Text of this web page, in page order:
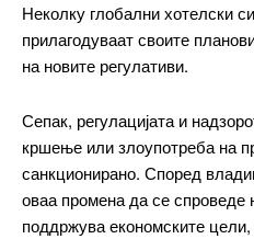
Ut mollis pellentesque
Nullam eu erat
Donec quis est ac felis
Pro
Неколку глобални хотелски
прилагодуваат своите
на новите регулативи.
Сепак, регулацијата и
кршење или злоупотреба на
санкционирано. Според
оваа промена да се спроведе
поддржува економските